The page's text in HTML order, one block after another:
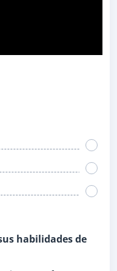
habilidades de